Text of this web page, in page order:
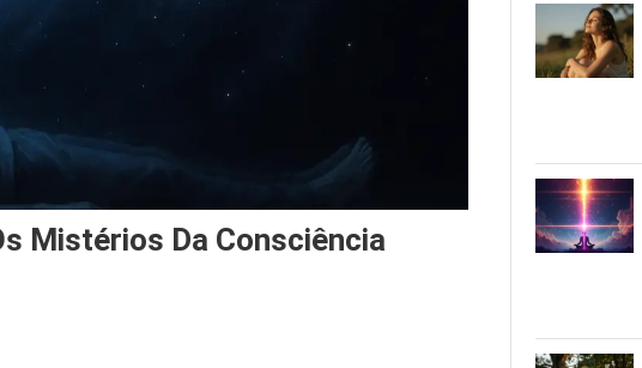
Mistérios Da Consciência